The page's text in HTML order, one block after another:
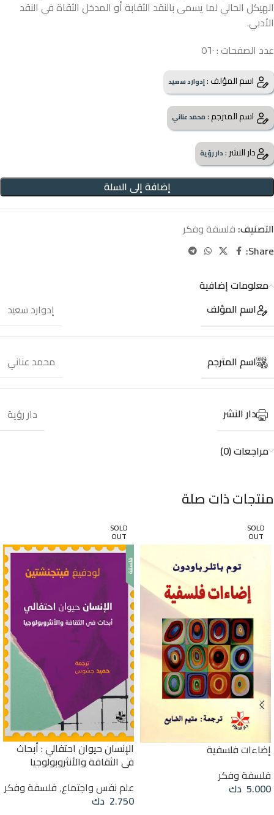
الهيكل الحالي لما يسمى بالنقد الثقابة أو المدخل الثقاة في النقد
الأدبي.
عدد الصفحات : ٥٦٠
اسم المؤلف :إدوارد سعيد
اسم المترجم :محمد عناني
دار النشر :دار رؤية
إضافة إلى السلة
التصنيف: فلسفة وفكر
Share:
معلومات إضافية
اسم المؤلف
إدوارد سعيد
اسم المترجم محمد عناني
دار النشر دار رؤية
مراجعات (0)
منتجات ذات صلة
SOLD
OUT
إضاءات فلسفية
فلسفة وفكر
5.000 دك
SOLD
OUT
الإنسان حيوان احتفالي : أبحاث
في الثقافة والأنثروبولوجيا
علم نفس واجتماع,فلسفة وفكر
2.750 دك